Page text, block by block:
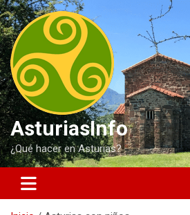
Saltar
al
contenido
AsturiasInfo
¿Qué hacer en Asturias?